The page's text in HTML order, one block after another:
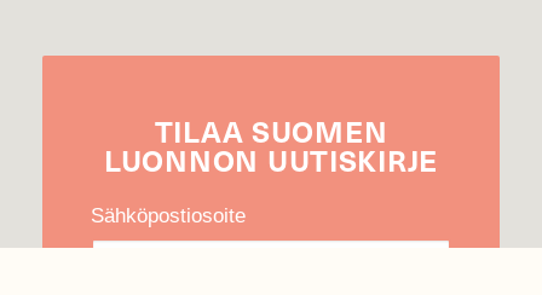
TILAA SUOMEN
LUONNON UUTIS­KIRJE
Sähköpostiosoite